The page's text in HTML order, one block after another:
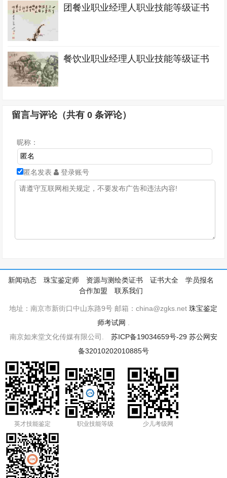
团餐业职业经理人职业技能等级证书
餐饮业职业经理人职业技能等级证书
留言与评论（共有0 条评论）
昵称：
匿名发表 登录账号
新闻动态 珠宝鉴定师 资源与测绘类证书 证书大全
学员报名
合作加盟
联系我们
地址：南京市新街口中山东路9号 邮箱：china@zgks.net珠宝鉴定
师考试网
南京如来堂文化传媒有限公司. 苏ICP备19034659号-29 苏公网安
备32010202010885号
英才技能鉴定 职业技能等级 少儿考级网